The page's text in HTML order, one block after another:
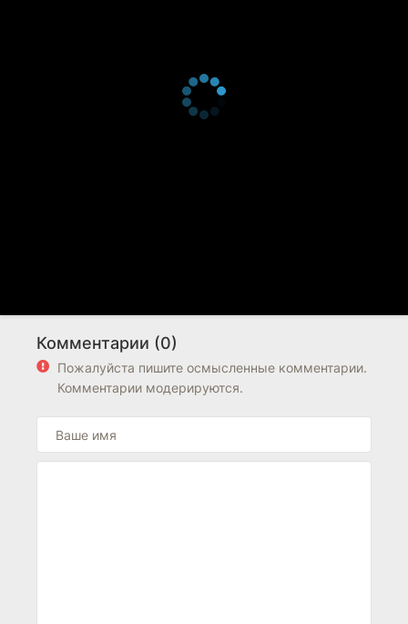
Комментарии (0)
Пожалуйста пишите осмысленные комментарии.
Комментарии модерируются.